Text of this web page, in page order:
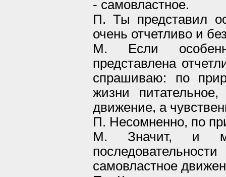
- самовластное.
П. Ты представил
очень отчетливо и
М. Если
представлена
спрашиваю: по
жизни
движение, а
П. Несомненно, по
М. Значит, и
самовластное